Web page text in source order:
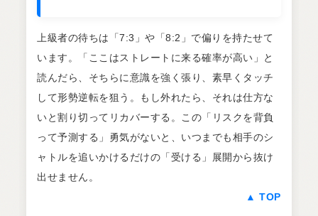
上級者の待ちは「7:3」や「8:2」で偏りを持たせて
います。「ここはストレートに来る確率が高い」と
読んだら、そちらに意識を強く張り、素早くタッチ
して形勢逆転を狙う。もし外れたら、それは仕方な
いと割り切ってリカバーする。この「リスクを背負
って予測する」勇気がないと、いつまでも相手のシ
ャトルを追いかけるだけの「受ける」展開から抜け
出せません。
▲ TOP